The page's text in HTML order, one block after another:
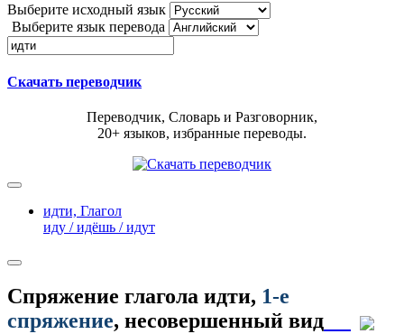
Выберите исходный язык
Выберите язык перевода
Скачать переводчик
Переводчик, Словарь и Разговорник,
20+ языков, избранные переводы.
идти, Глагол
иду / идёшь / идут
Спряжение глагола идти, 1-е
спряжение, несовершенный вид